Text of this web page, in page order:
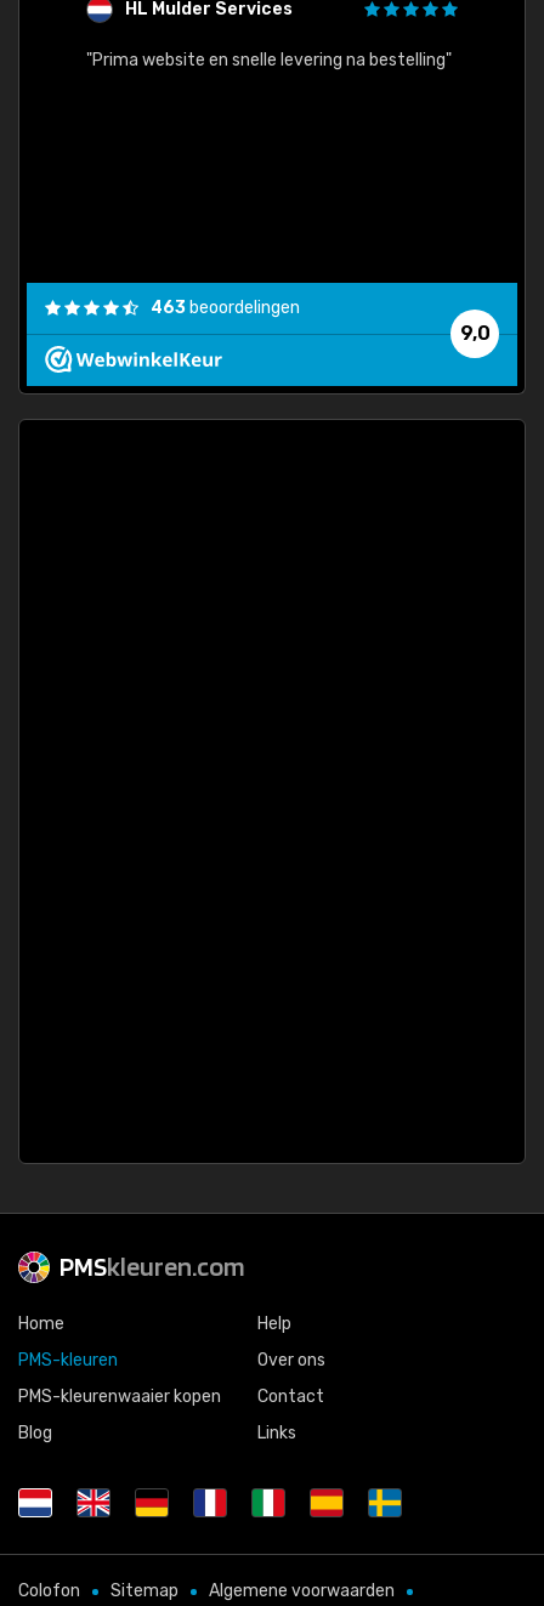
HL Mulder Services
"Prima website en snelle levering na bestelling"
9,0
463 beoordelingen
PMSkleuren.com
Home
PMS-kleuren
PMS-kleurenwaaier kopen
Blog
Help
Over ons
Contact
Links
Colofon Sitemap Algemene voorwaarden